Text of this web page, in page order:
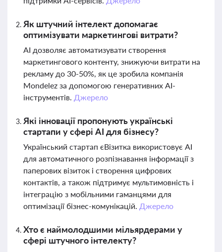
Як штучний інтелект допомагає
оптимізувати маркетингові витрати?
AI дозволяє автоматизувати створення
маркетингового контенту, знижуючи витрати на
рекламу до 30-50%, як це зробила компанія
Mondelez за допомогою генеративних AI-
інструментів. Джерело
Які інновації пропонують українські
стартапи у сфері AI для бізнесу?
Український стартап єВізитка використовує AI
для автоматичного розпізнавання інформації з
паперових візиток і створення цифрових
контактів, а також підтримує мультимовність і
інтеграцію з мобільними гаманцями для
оптимізації бізнес-комунікацій. Джерело
Хто є наймолодшими мільярдерами у
сфері штучного інтелекту?